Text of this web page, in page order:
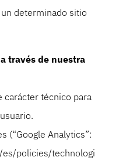
determinado sitio
través de nuestra
carácter técnico para
(“Google Analytics”:
policies/technologi